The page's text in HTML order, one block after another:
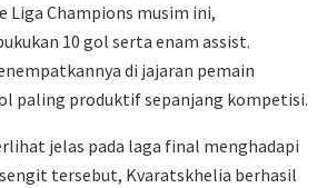
Liga Champions musim ini,
10 gol serta enam assist.
di jajaran pemain
paling produktif sepanjang kompetisi.
jelas pada laga final menghadapi
tersebut, Kvaratskhelia berhasil